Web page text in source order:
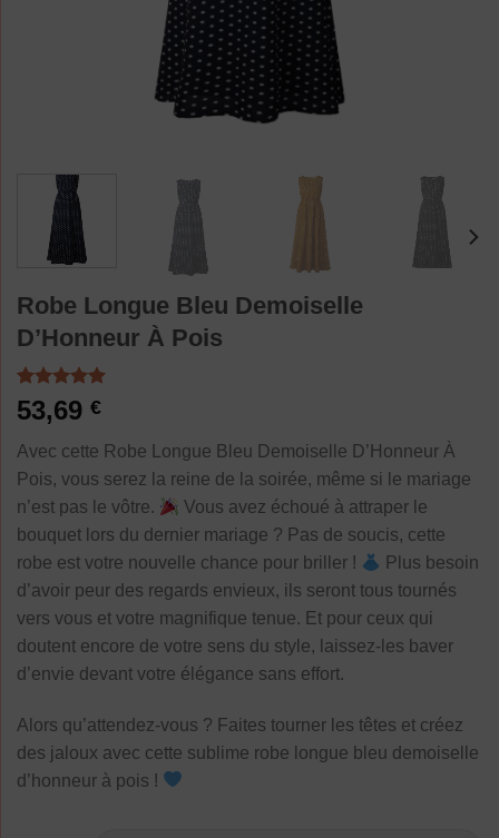
Robe Longue Bleu Demoiselle
D’Honneur À Pois
Noté5.00
sur 5 basé
2
notations
client
53,69 €
Avec cette Robe Longue Bleu Demoiselle D’Honneur À
Pois, vous serez la reine de la soirée, même si le mariage
n’est pas le vôtre.
Vous avez échoué à attraper le
bouquet lors du dernier mariage ? Pas de soucis, cette
robe est votre nouvelle chance pour briller !
Plus besoin
d’avoir peur des regards envieux, ils seront tous tournés
vers vous et votre magnifique tenue. Et pour ceux qui
doutent encore de votre sens du style, laissez-les baver
d’envie devant votre élégance sans effort.
Alors qu’attendez-vous ? Faites tourner les têtes et créez
des jaloux avec cette sublime robe longue bleu demoiselle
d’honneur à pois !